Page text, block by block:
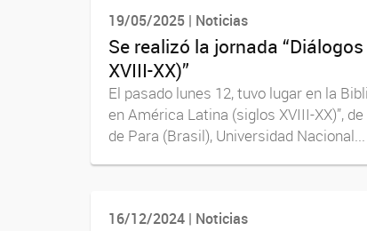
19/05/2025 | Noticias
Se realizó la jornada
XVIII-XX)”
El pasado lunes 12, tuvo lugar en la
en América Latina (siglos XVIII-XX)”,
de Para (Brasil), Universidad Nacional...
16/12/2024 | Noticias